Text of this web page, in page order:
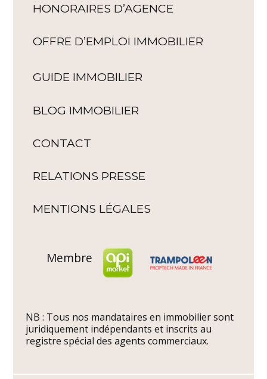
HONORAIRES D’AGENCE
OFFRE D’EMPLOI IMMOBILIER
GUIDE IMMOBILIER
BLOG IMMOBILIER
CONTACT
RELATIONS PRESSE
MENTIONS LÉGALES
Membre
NB : Tous nos mandataires en immobilier sont
juridiquement indépendants et inscrits au
registre spécial des agents commerciaux.